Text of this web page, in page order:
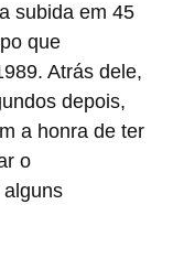
subida em 45
que
Atrás dele,
depois,
a honra de ter
o
alguns